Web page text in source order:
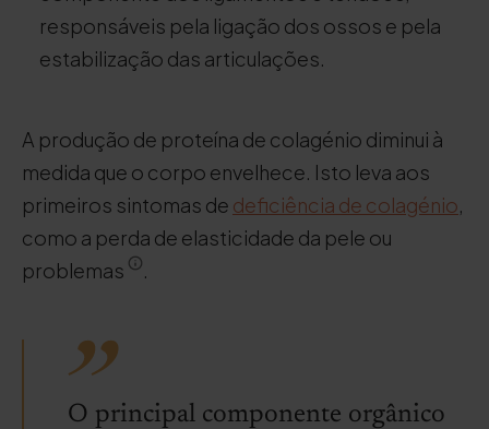
responsáveis pela ligação dos ossos e pela
estabilização das articulações.
A produção de proteína de colagénio diminui à
medida que o corpo envelhece. Isto leva aos
primeiros sintomas de deficiência de colagénio,
como a perda de elasticidade da pele ou
problemas
.
O principal componente orgânico